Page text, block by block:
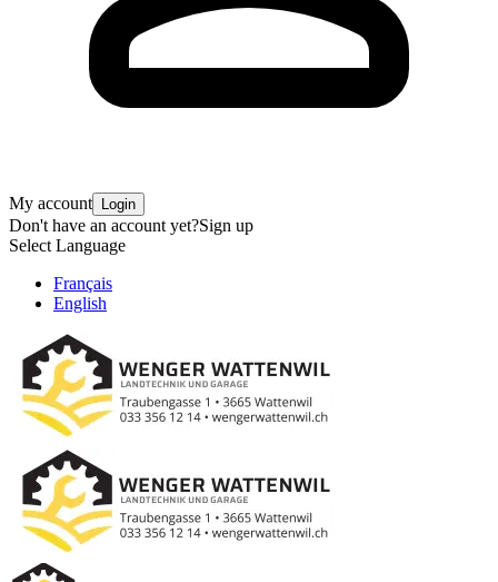
My account Login
Don't have an account yet?Sign up
Select Language
Français
English